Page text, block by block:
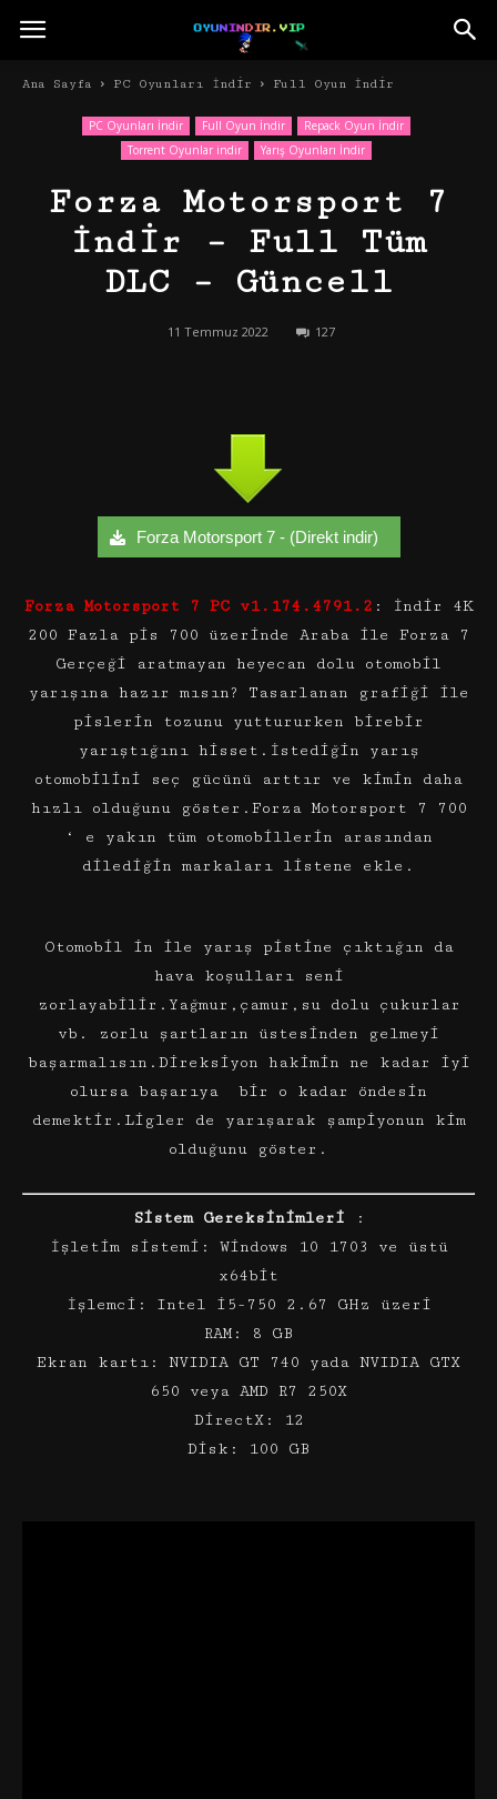
Ana Sayfa PC Oyunları İndir Full Oyun İndir
PC Oyunları İndir Full Oyun İndir
Repack Oyun İndir
Torrent Oyunlar indir
Yarış Oyunları İndir
Forza Motorsport 7
İndir – Full Tüm
DLC – Güncell
11 Temmuz 2022 127
Forza Motorsport 7 - (Direkt indir)
Forza Motorsport 7 PC v1.174.4791.2 : İndir 4K
200 Fazla pis 700 üzerinde Araba ile Forza 7
Gerçeği aratmayan heyecan dolu otomobil
yarışına hazır mısın? Tasarlanan grafiği ile
pislerin tozunu yuttururken birebir
yarıştığını hisset.İstediğin yarış
otomobilini seç gücünü arttır ve kimin daha
hızlı olduğunu göster.Forza Motorsport 7 700
‘ e yakın tüm otomobillerin arasından
dilediğin markaları listene ekle.
Otomobil in ile yarış pistine çıktığın da
hava koşulları seni
zorlayabilir.Yağmur,çamur,su dolu çukurlar
vb. zorlu şartların üstesinden gelmeyi
başarmalısın.Direksiyon hakimin ne kadar iyi
olursa başarıya bir o kadar öndesin
demektir.Ligler de yarışarak şampiyonun kim
olduğunu göster.
Sistem Gereksinimleri :
İşletim sistemi: Windows 10 1703 ve üstü
x64bit
İşlemci: Intel i5-750 2.67 GHz üzeri
RAM: 8 GB
Ekran kartı: NVIDIA GT 740 yada NVIDIA GTX
650 veya AMD R7 250X
DirectX: 12
Disk: 100 GB